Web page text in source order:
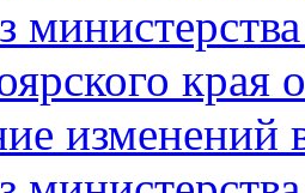
изменений